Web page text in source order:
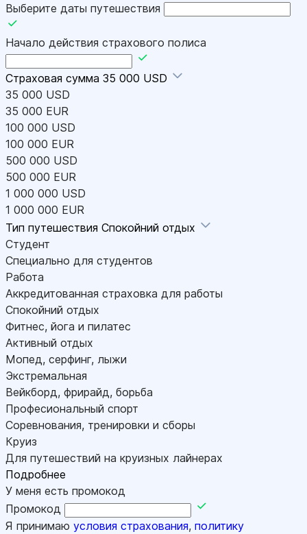
Выберите даты путешествия
Начало действия страхового полиса
Страховая сумма 35 000 USD
35 000 USD
35 000 EUR
100 000 USD
100 000 EUR
500 000 USD
500 000 EUR
1 000 000 USD
1 000 000 EUR
Тип путешествия Спокойний отдых
Студент
Специально для студентов
Работа
Аккредитованная страховка для работы
Спокойний отдых
Фитнес, йога и пилатес
Активный отдых
Мопед, серфинг, лыжи
Экстремальная
Вейкборд, фрирайд, борьба
Професиональный спорт
Соревнования, тренировки и сборы
Круиз
Для путешествий на круизных лайнерах
Подробнее
У меня есть промокод
Промокод
Я принимаю условия страхования, политику